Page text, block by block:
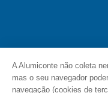
A Alumiconte não coleta
mas o seu navegador
navegação (cookies de